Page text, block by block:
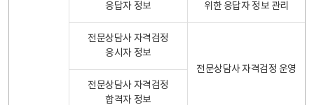
응답자 정보
위한 응답자 정보 관리
전문상담사 자격검정
응시자 정보
전문상담사 자격검정 운영
전문상담사 자격검정
합격자 정보